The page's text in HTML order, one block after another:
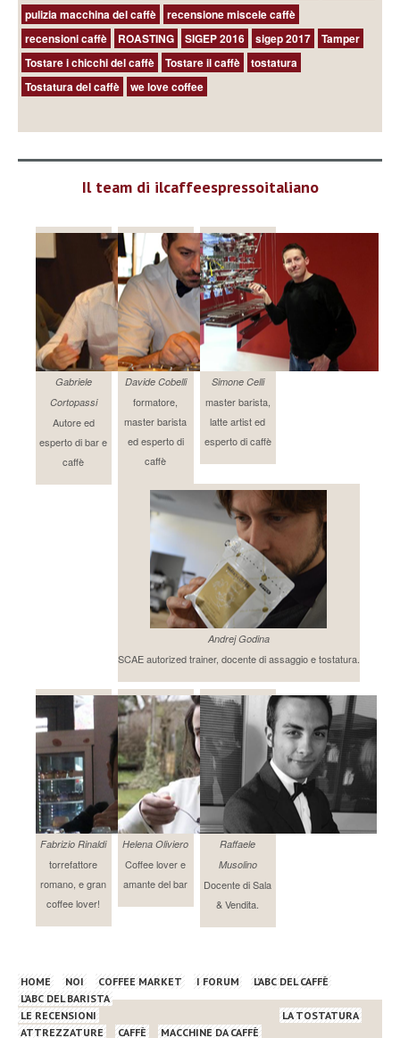
pulizia macchina del caffè
recensione miscele caffè
recensioni caffè
ROASTING SIGEP 2016 sigep 2017
Tamper
Tostare i chicchi del caffè
Tostare il caffè
tostatura
Tostatura del caffè
we love coffee
Il team di ilcaffeespressoitaliano
Gabriele
Cortopassi
Autore ed
esperto di bar e
caffè
Davide Cobelli
formatore,
master barista
ed esperto di
caffè
Simone Celli
master barista,
latte artist ed
esperto di caffè
Andrej Godina
SCAE autorized trainer, docente di assaggio e tostatura.
Fabrizio Rinaldi
torrefattore
romano, e gran
coffee lover!
Helena Oliviero
Coffee lover e
amante del bar
Raffaele
Musolino
Docente di Sala
& Vendita.
HOME NOI COFFEE MARKET I FORUM
L’ABC DEL CAFFÈ
L’ABC DEL BARISTA
LE RECENSIONI
ATTREZZATURE
CAFFÈ MACCHINE DA CAFFÈ
LA TOSTATURA